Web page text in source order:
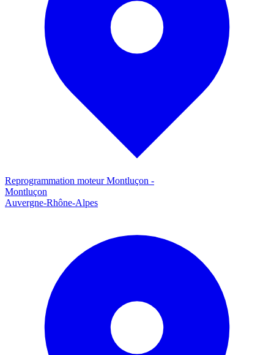
Reprogrammation moteurMontluçon -
Montluçon
Auvergne-Rhône-Alpes